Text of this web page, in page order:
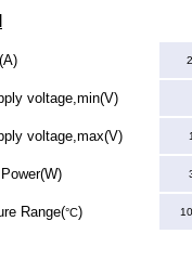
voltage,min(V)
voltage,max(V)
Range(°C)